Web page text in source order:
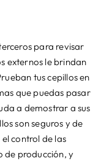
para revisar
externos le brindan
tus cepillos en
que puedas pasar
a demostrar a sus
son seguros y de
control de las
de producción, y